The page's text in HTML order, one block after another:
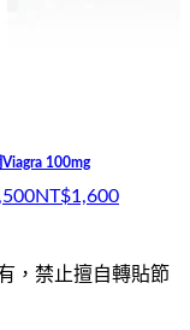
100mg
NT$1,600
，禁止擅自轉貼節